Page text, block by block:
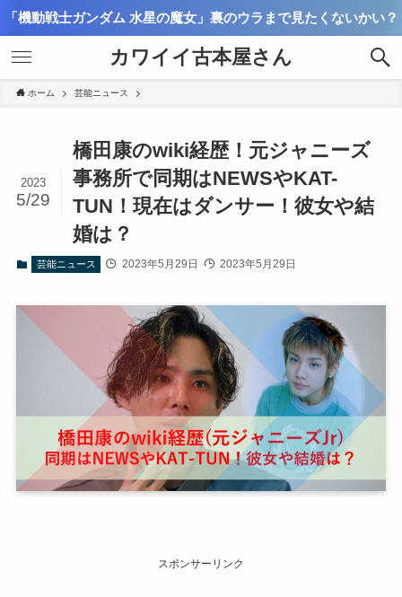
「機動戦士ガンダム 水星の魔女」裏のウラまで見たくないかい？
カワイイ古本屋さん
ホーム 芸能ニュース
橋田康のwiki経歴！元ジャニーズ
事務所で同期はNEWSやKAT-
TUN！現在はダンサー！彼女や結
婚は？
2023
5/29
芸能ニュース 2023年5月29日 2023年5月29日
スポンサーリンク